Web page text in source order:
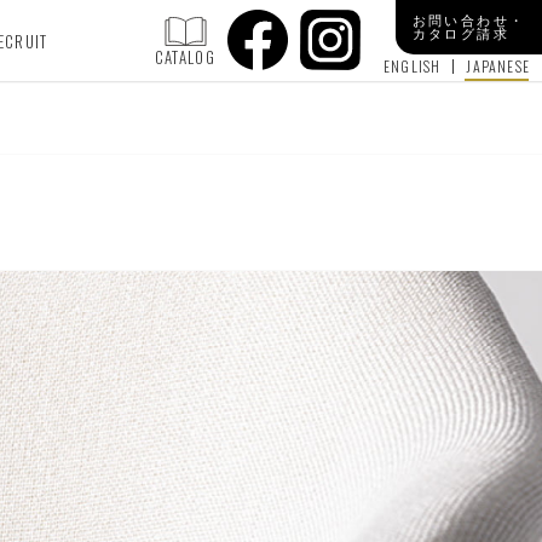
CATALOG ENGLISH JAPANESE
お問い合わせ・
カタログ請求